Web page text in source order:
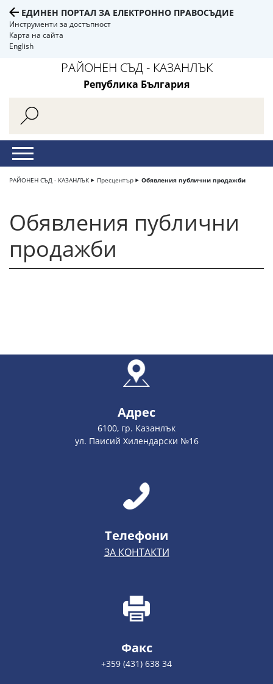
ЕДИНЕН ПОРТАЛ ЗА ЕЛЕКТРОННО ПРАВОСЪДИЕ
Инструменти за достъпност
Карта на сайта
English
РАЙОНЕН СЪД - КАЗАНЛЪК
Република България
РАЙОНЕН СЪД - КАЗАНЛЪК Пресцентър Обявления публични продажби
Обявления публични
продажби
Адрес
6100, гр. Казанлък
ул. Паисий Хилендарски №16
Телефони
ЗА КОНТАКТИ
Факс
+359 (431) 638 34